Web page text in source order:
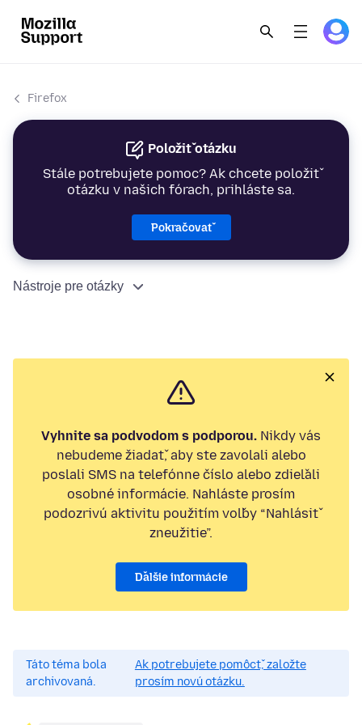
Firefox
Položiť otázku
Stále potrebujete pomoc? Ak chcete položiť
otázku v našich fórach, prihláste sa.
Pokračovať
Nástroje pre otázky
Vyhnite sa podvodom s podporou. Nikdy vás
nebudeme žiadať, aby ste zavolali alebo
poslali SMS na telefónne číslo alebo zdieľali
osobné informácie. Nahláste prosím
podozrivú aktivitu použitím voľby “Nahlásiť
zneužitie”.
Ďalšie informácie
Táto téma bola
archivovaná.
Ak potrebujete pomôcť, založte
prosím novú otázku.